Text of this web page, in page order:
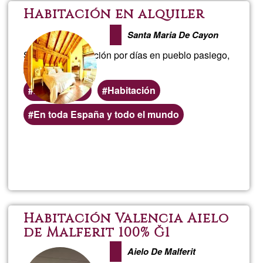
Bermeo
Habitación en alquiler
Santa Maria De Cayon
Se alquila habitación por días en pueblo pasiego,
casa bonita
Alojamiento
Habitación
Áreas
de
En toda España y todo el mundo
en
Habitación Valencia Aielo
de Malferit 100% Ğ1
Aielo De Malferit